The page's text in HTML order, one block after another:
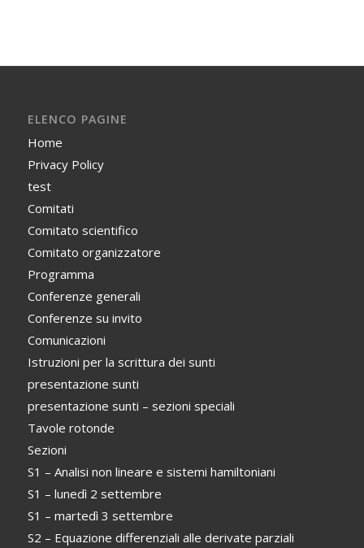
ELENCO PAGINE
Home
Privacy Policy
test
Comitati
Comitato scientifico
Comitato organizzatore
Programma
Conferenze generali
Conferenze su invito
Comunicazioni
Istruzioni per la scrittura dei sunti
presentazione sunti
presentazione sunti – sezioni speciali
Tavole rotonde
Sezioni
S1 – Analisi non lineare e sistemi hamiltoniani
S1 – lunedì 2 settembre
S1 – martedì 3 settembre
S2 – Equazione differenziali alle derivate parziali